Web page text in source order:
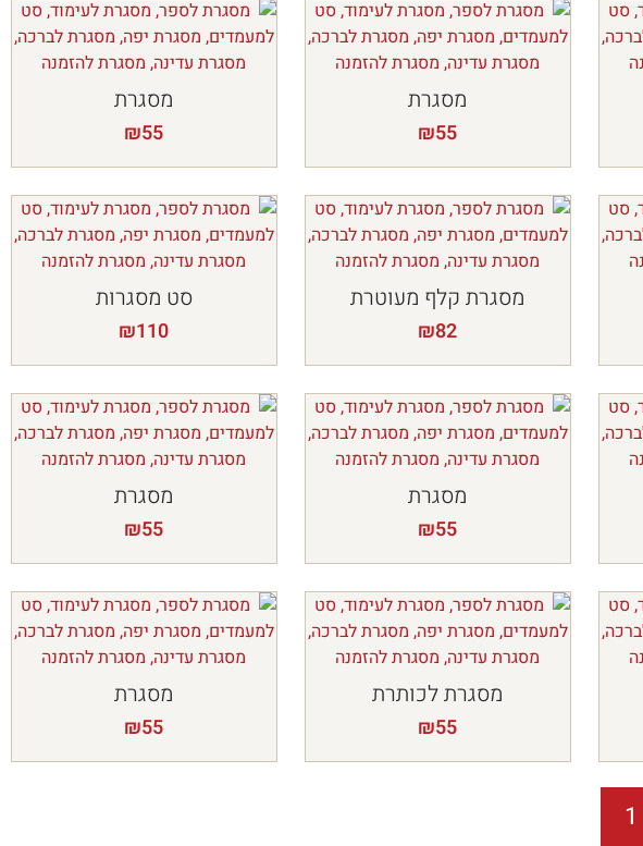
מסגרת
₪55
מסגרת
₪55
מסגרת קלף מעוטרת
₪82
סט מסגרות
₪110
מסגרת
₪55
מסגרת
₪55
מסגרת לכותרת
₪55
מסגרת
₪55
1